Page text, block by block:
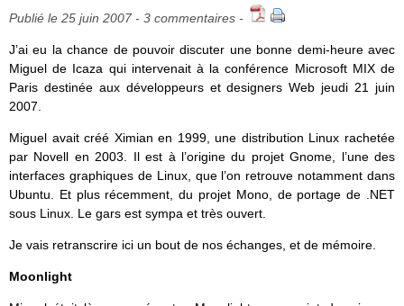
Publié le 25 juin 2007 - 3 commentaires -
J’ai eu la chance de pouvoir discuter une bonne demi-heure avec
Miguel de Icaza qui intervenait à la conférence Microsoft MIX de
Paris destinée aux développeurs et designers Web jeudi 21 juin
2007.
Miguel avait créé Ximian en 1999, une distribution Linux rachetée
par Novell en 2003. Il est à l’origine du projet Gnome, l’une des
interfaces graphiques de Linux, que l’on retrouve notamment dans
Ubuntu. Et plus récemment, du projet Mono, de portage de .NET
sous Linux. Le gars est sympa et très ouvert.
Je vais retranscrire ici un bout de nos échanges, et de mémoire.
Moonlight